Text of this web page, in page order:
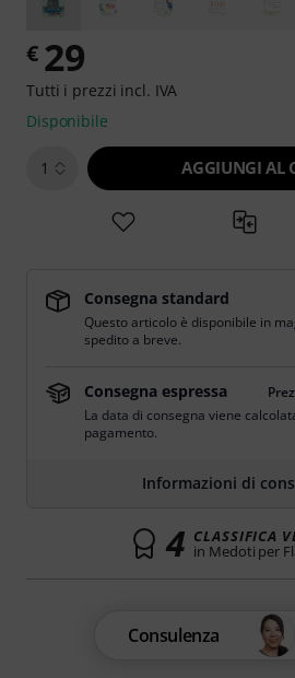
€ 29
Tutti i prezzi incl. IVA
Disponibile
1 AGGIUNGI AL
Consegna standard
Questo articolo è disponibile in
spedito a breve.
Consegna espressa
La data di consegna viene
pagamento.
Informazioni di
4 CLASSIFICA
in Medoti per
Consulenza